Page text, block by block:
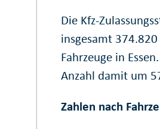
Die Kfz-
insgesamt
Fahrzeuge in
Anzahl damit um
Zahlen nach